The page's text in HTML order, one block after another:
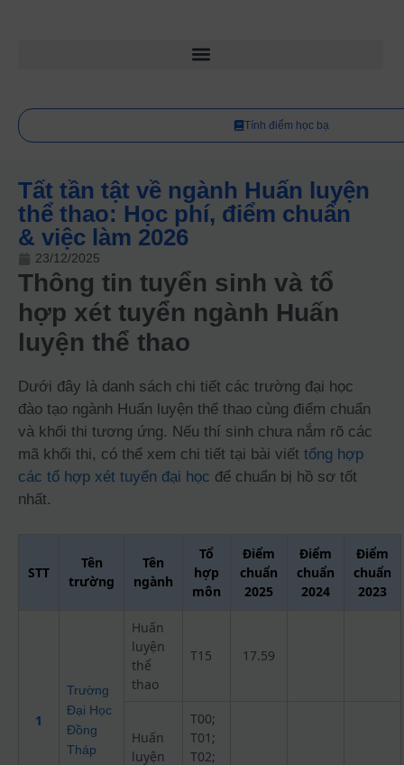
Tính điểm học bạ
Tất tần tật về ngành Huấn luyện
thể thao: Học phí, điểm chuẩn
& việc làm 2026
23/12/2025
Thông tin tuyển sinh và tổ
hợp xét tuyển ngành Huấn
luyện thể thao
Dưới đây là danh sách chi tiết các trường đại học
đào tạo ngành Huấn luyện thể thao cùng điểm chuẩn
và khối thi tương ứng. Nếu thí sinh chưa nắm rõ các
mã khối thi, có thể xem chi tiết tại bài viết tổng hợp
các tổ hợp xét tuyển đại học để chuẩn bị hồ sơ tốt
nhất.
STT
Tên
trường
Tên
ngành
Tổ
hợp
môn
Điểm
chuẩn
2025
Điểm
chuẩn
2024
Điểm
chuẩn
2023
1
Trường
Đại Học
Đồng
Tháp
Huấn
luyện
thể
thao
T15 17.59
Huấn
luyện
T00;
T01;
T02;